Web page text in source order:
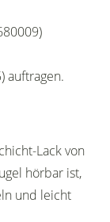
auftragen.
Lack von
hörbar ist,
und leicht